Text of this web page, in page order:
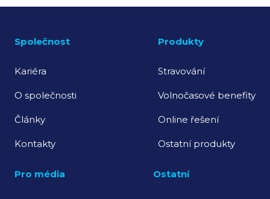
Společnost
Kariéra
O společnosti
Články
Kontakty
Produkty
Stravování
Volnočasové benefity
Online řešení
Ostatní produkty
Pro média Ostatní